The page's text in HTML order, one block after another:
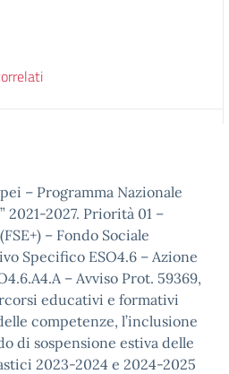
– Programma Nazionale
2021-2027. Priorità 01 –
– Fondo Sociale
Specifico ESO4.6 – Azione
– Avviso Prot. 59369,
educativi e formativi
competenze, l’inclusione
di sospensione estiva delle
2023-2024 e 2024-2025